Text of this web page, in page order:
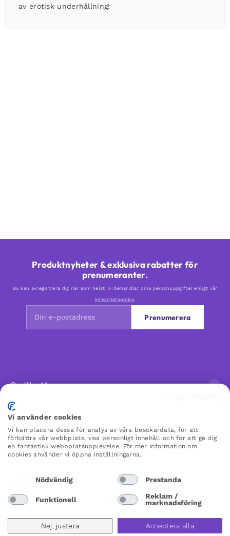
av erotisk underhållning!
Produktnyheter & exklusiva rabatter för
prenumeranter.
Du kan avregistrera dig när som helst. Vi behandlar dina personuppgifter enligt vår
integritetspolicy.
Prenumerera
Om Woo Me
Kundservice
Favoriter
WOO ME
Vi använder cookies
Vi kan placera dessa för analys av våra besökardata, för att
förbättra vår webbplats, visa personligt innehåll och för att ge dig
en fantastisk webbplatsupplevelse. För mer information om
cookies använder vi öppna inställningarna.
Nödvändig Prestanda
Funktionell
Reklam /
marknadsföring
Nej, justera Acceptera alla